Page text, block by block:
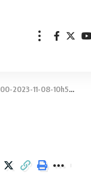
00-2023-11-08-10h57m03s022